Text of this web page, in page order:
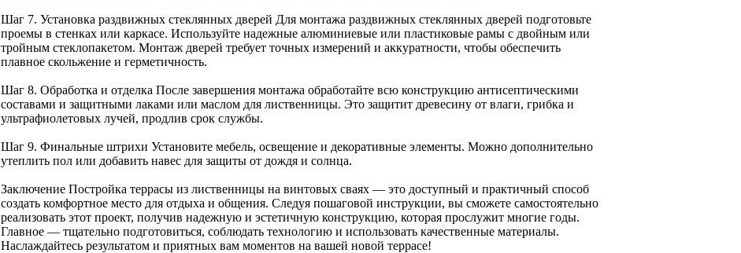
Шаг 7. Установка раздвижных стеклянных дверей Для монтажа раздвижных стеклянных дверей подготовьте
проемы в стенках или каркасе. Используйте надежные алюминиевые или пластиковые рамы с двойным или
тройным стеклопакетом. Монтаж дверей требует точных измерений и аккуратности, чтобы обеспечить
плавное скольжение и герметичность.
Шаг 8. Обработка и отделка После завершения монтажа обработайте всю конструкцию антисептическими
составами и защитными лаками или маслом для лиственницы. Это защитит древесину от влаги, грибка и
ультрафиолетовых лучей, продлив срок службы.
Шаг 9. Финальные штрихи Установите мебель, освещение и декоративные элементы. Можно дополнительно
утеплить пол или добавить навес для защиты от дождя и солнца.
Заключение Постройка террасы из лиственницы на винтовых сваях — это доступный и практичный способ
создать комфортное место для отдыха и общения. Следуя пошаговой инструкции, вы сможете самостоятельно
реализовать этот проект, получив надежную и эстетичную конструкцию, которая прослужит многие годы.
Главное — тщательно подготовиться, соблюдать технологию и использовать качественные материалы.
Наслаждайтесь результатом и приятных вам моментов на вашей новой террасе!